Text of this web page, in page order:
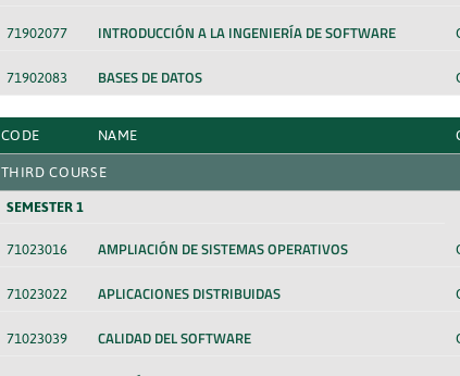
71902077 INTRODUCCIÓN A LA INGENIERÍA DE SOFTWARE
71902083 BASES DE DATOS
CODE NAME
THIRD COURSE
SEMESTER 1
71023016 AMPLIACIÓN DE SISTEMAS OPERATIVOS
71023022 APLICACIONES DISTRIBUIDAS
71023039 CALIDAD DEL SOFTWARE